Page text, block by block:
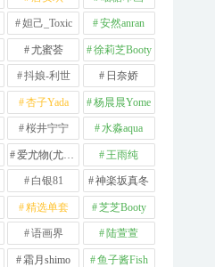
妲己_Toxic 安然anran
尤蜜荟 徐莉芝Booty
抖娘-利世 日奈娇
杏子Yada 杨晨晨Yome
桜井宁宁 水淼aqua
爱尤物(尤果网) 王雨纯
白银81 神楽坂真冬
精选单套 芝芝Booty
语画界 陆萱萱
霜月shimo 鱼子酱Fish